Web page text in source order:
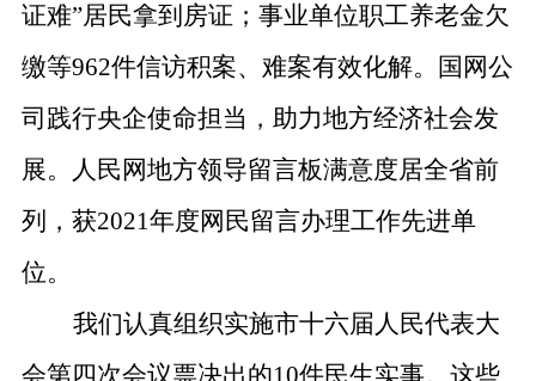
证难”居民拿到房证；事业单位职工养老金欠
缴等962件信访积案、难案有效化解。国网公
司践行央企使命担当，助力地方经济社会发
展。人民网地方领导留言板满意度居全省前
列，获2021年度网民留言办理工作先进单
位。
我们认真组织实施市十六届人民代表大
会第四次会议票决出的10件民生实事。这些